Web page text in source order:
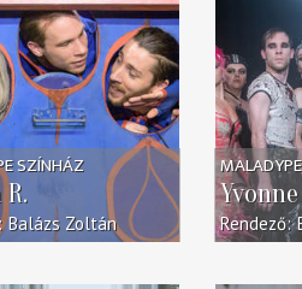
SZÍNHÁZ
Balázs Zoltán
Yvonne
Rendező